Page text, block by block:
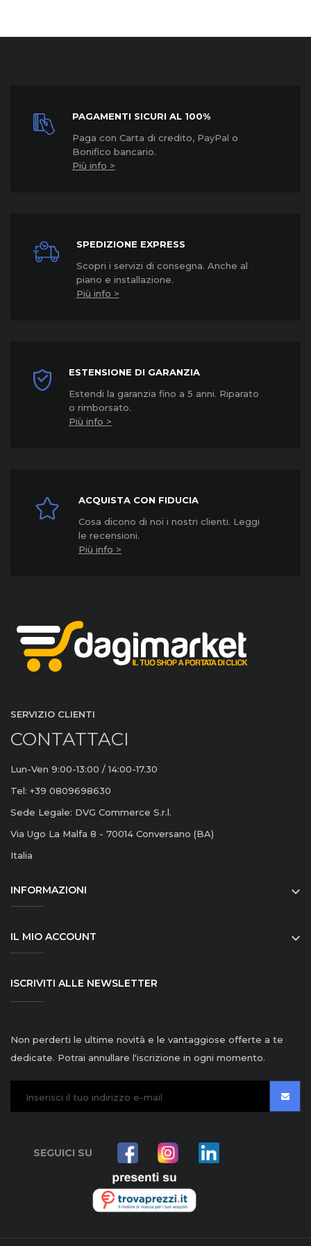
PAGAMENTI SICURI AL 100%
Paga con Carta di credito, PayPal o
Bonifico bancario.
Più info >
SPEDIZIONE EXPRESS
Scopri i servizi di consegna. Anche al
piano e installazione.
Più info >
ESTENSIONE DI GARANZIA
Estendi la garanzia fino a 5 anni. Riparato
o rimborsato.
Più info >
ACQUISTA CON FIDUCIA
Cosa dicono di noi i nostri clienti. Leggi
le recensioni.
Più info >
SERVIZIO CLIENTI
CONTATTACI
Lun-Ven 9:00-13:00 / 14:00-17.30
Tel: +39 0809698630
Sede Legale: DVG Commerce S.r.l.
Via Ugo La Malfa 8 - 70014 Conversano (BA)
Italia
INFORMAZIONI 
IL MIO ACCOUNT 
ISCRIVITI ALLE NEWSLETTER
Non perderti le ultime novità e le vantaggiose offerte a te
dedicate. Potrai annullare l'iscrizione in ogni momento.
SEGUICI SU